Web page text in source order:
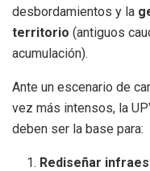
desbordamientos y la
territorio (antiguos
acumulación).
Ante un escenario de
vez más intensos, la
deben ser la base para:
Rediseñar